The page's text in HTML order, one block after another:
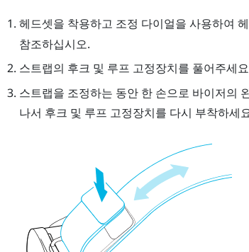
헤드셋을 착용하고 조정 다이얼을 사용하여
참조하십시오.
스트랩의 후크 및 루프 고정장치를 풀어주세
스트랩을 조정하는 동안 한 손으로 바이저의
나서 후크 및 루프 고정장치를 다시 부착하세